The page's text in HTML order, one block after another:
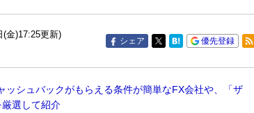
(金)17:25更新)
シェア 優先登録
ッシュバックがもらえる条件が簡単なFX会社や、「ザ
選して紹介